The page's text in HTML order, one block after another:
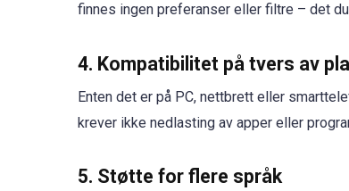
finnes ingen preferanser eller filtre – det
4. Kompatibilitet på tvers av
Enten det er på PC, nettbrett eller
krever ikke nedlasting av apper eller
5. Støtte for flere språk